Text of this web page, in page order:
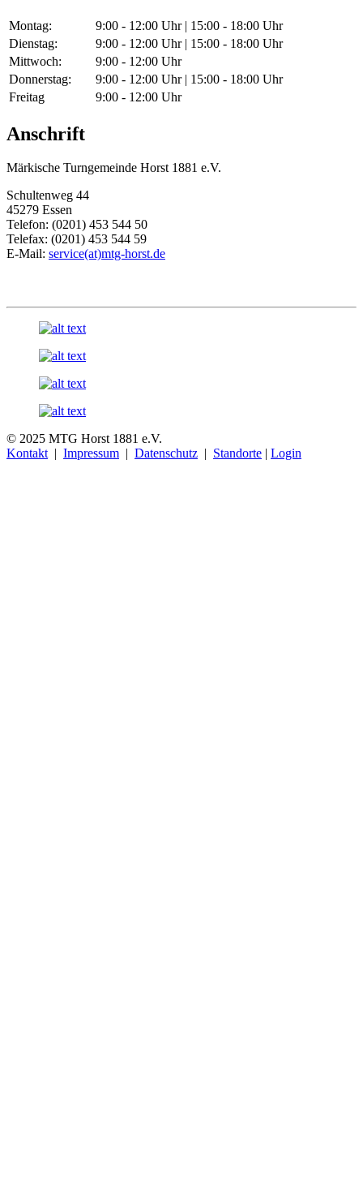
Montag:
9:00 - 12:00 Uhr | 15:00 - 18:00 Uhr
Dienstag:
9:00 - 12:00 Uhr | 15:00 - 18:00 Uhr
Mittwoch:
9:00 - 12:00 Uhr
Donnerstag:
9:00 - 12:00 Uhr | 15:00 - 18:00 Uhr
Freitag
9:00 - 12:00 Uhr
Anschrift
Märkische Turngemeinde Horst 1881 e.V.
Schultenweg 44
45279 Essen
Telefon: (0201) 453 544 50
Telefax: (0201) 453 544 59
E-Mail: service(at)mtg-horst.de
© 2025 MTG Horst 1881 e.V.
Kontakt| Impressum | Datenschutz | Standorte | Login